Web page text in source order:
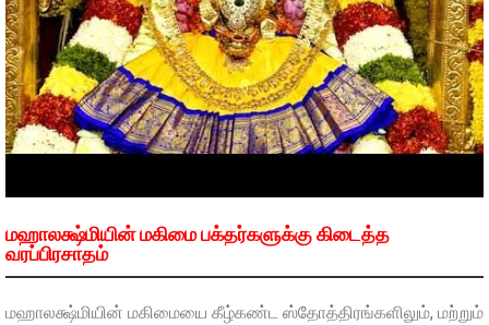
மஹாலக்ஷ்மியின் மகிமை பக்தர்களுக்கு கிடைத்த
வரப்பிரசாதம்
மஹாலக்ஷ்மியின் மகிமையை கீழ்கண்ட ஸ்தோத்திரங்களிலும், மற்றும்